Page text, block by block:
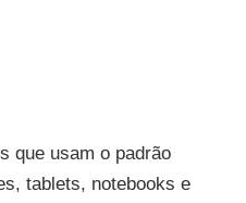
que usam o padrão
tablets, notebooks e